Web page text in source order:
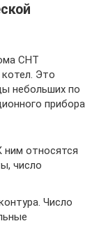
СНТ
Это
небольших по
прибора
ним относятся
число
Число